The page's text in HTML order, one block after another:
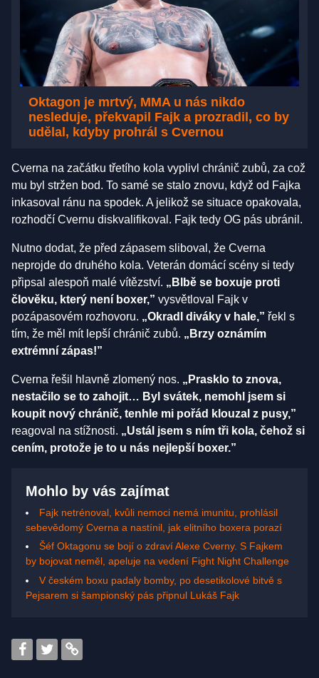
Oktagon je mrtvý, MMA u nás nikdo
nesleduje, překvapil Fajk a prozradil, co by
udělal, kdyby prohrál s Cvernou
Cverna na začátku třetího kola vyplivl chránič zubů, za což
mu byl stržen bod. To samé se stalo znovu, když od Fajka
inkasoval ránu na spodek. A jelikož se situace opakovala,
rozhodčí Cvernu diskvalifikoval. Fajk tedy OG pás ubránil.
Nutno dodat, že před zápasem sliboval, že Cverna
neprojde do druhého kola. Veterán domácí scény si tedy
připsal alespoň malé vítězství. „Blbě se boxuje proti
člověku, který není boxer,” vysvětloval Fajk v
pozápasovém rozhovoru. „Okradl diváky v hale,” řekl s
tím, že měl mít lepší chránič zubů. „Brzy oznámím
extrémní zápas!”
Cverna řešil hlavně zlomený nos. „Prasklo to znova,
nestačilo se to zahojit… Byl svátek, nemohl jsem si
koupit nový chránič, tenhle mi pořád klouzal z pusy,”
reagoval na stížnosti. „Ustál jsem s ním tři kola, čehož si
cením, protože je to u nás nejlepší boxer.”
Mohlo by vás zajímat
Fajk netrénoval, kvůli nemoci nemá imunitu, prohlásil
sebevědomý Cverna a nastínil, jak elitního boxera porazí
Šéf Oktagonu se bojí o zdraví Alexe Cverny. S Fajkem
by bojovat neměl, apeluje na vedení Fight Night Challenge
V českém boxu padaly bomby, po desetikolové bitvě s
Pejsarem si šampionský pás připnul Lukáš Fajk